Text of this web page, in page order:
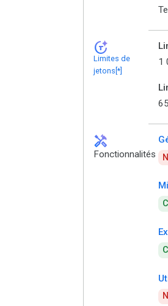
token_auto
Limites de
jetons[*]
1
handyman
Fonctionnalités